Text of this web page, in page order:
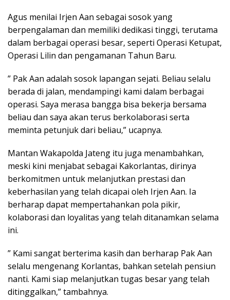
Agus menilai Irjen Aan sebagai sosok yang
berpengalaman dan memiliki dedikasi tinggi, terutama
dalam berbagai operasi besar, seperti Operasi Ketupat,
Operasi Lilin dan pengamanan Tahun Baru.
” Pak Aan adalah sosok lapangan sejati. Beliau selalu
berada di jalan, mendampingi kami dalam berbagai
operasi. Saya merasa bangga bisa bekerja bersama
beliau dan saya akan terus berkolaborasi serta
meminta petunjuk dari beliau,” ucapnya.
Mantan Wakapolda Jateng itu juga menambahkan,
meski kini menjabat sebagai Kakorlantas, dirinya
berkomitmen untuk melanjutkan prestasi dan
keberhasilan yang telah dicapai oleh Irjen Aan. Ia
berharap dapat mempertahankan pola pikir,
kolaborasi dan loyalitas yang telah ditanamkan selama
ini.
” Kami sangat berterima kasih dan berharap Pak Aan
selalu mengenang Korlantas, bahkan setelah pensiun
nanti. Kami siap melanjutkan tugas besar yang telah
ditinggalkan,” tambahnya.